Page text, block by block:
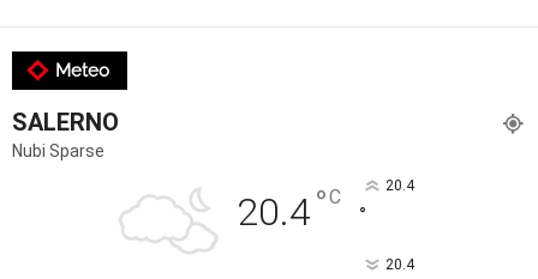
Meteo
SALERNO
Nubi Sparse
20.4°C 20.4
°
20.4